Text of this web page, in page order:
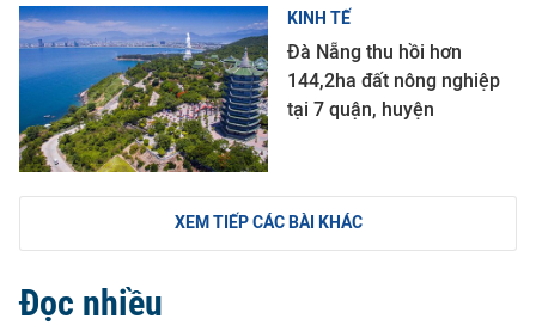
KINH TẾ
Đà Nẵng thu hồi hơn
144,2ha đất nông nghiệp
tại 7 quận, huyện
XEM TIẾP CÁC BÀI KHÁC
Đọc nhiều